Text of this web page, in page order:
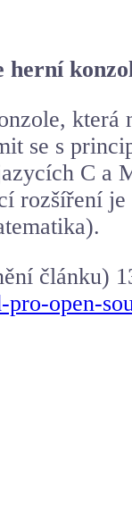
herní
se s
C a
rozšíření
článku)
open-